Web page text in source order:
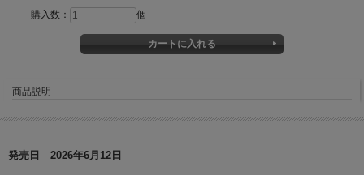
購入数： 個
商品説明
発売日 2026年6月12日